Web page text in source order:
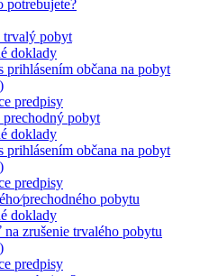
potrebujete?
trvalý pobyt
doklady
prihlásením občana na pobyt
predpisy
prechodný pobyt
doklady
prihlásením občana na pobyt
predpisy
pobytu
doklady
na zrušenie trvalého pobytu
predpisy